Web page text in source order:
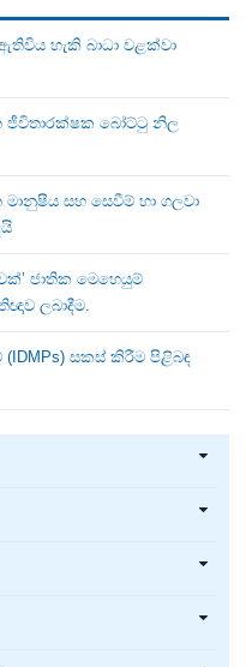
හැකි බාධා වළක්වා
ජීවිතාරක්ෂක බෝට්ටු නිල
සහ සෙවීම් හා ගලවා
ජාතික මෙහෙයුම්
ලබාදීම.
සකස් කිරීම පිළිබඳ